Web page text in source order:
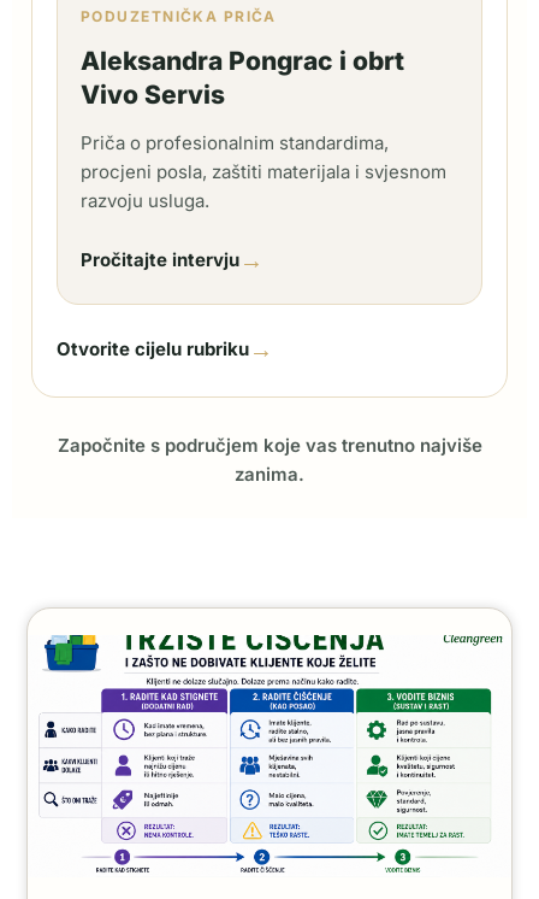
PODUZETNIČKA PRIČA
Aleksandra Pongrac i obrt
Vivo Servis
Priča o profesionalnim standardima,
procjeni posla, zaštiti materijala i svjesnom
razvoju usluga.
Pročitajte intervju →
Otvorite cijelu rubriku →
Započnite s područjem koje vas trenutno najviše
zanima.